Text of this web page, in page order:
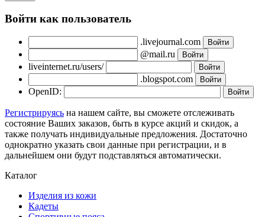
Войти как пользователь
.livejournal.com
@mail.ru
liveinternet.ru/users/
.blogspot.com
OpenID:
Регистрируясь на нашем сайте, вы сможете отслеживать
состояние Ваших заказов, быть в курсе акций и скидок, а
также получать индивидуальные предложения. Достаточно
однократно указать свои данные при регистрации, и в
дальнейшем они будут подставляться автоматически.
Каталог
Изделия из кожи
Кадеты